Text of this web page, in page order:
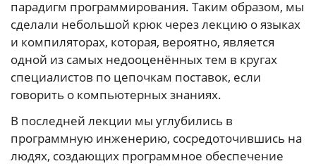
парадигм программирования. Таким образом, мы
сделали небольшой крюк через лекцию о языках
и компиляторах, которая, вероятно, является
одной из самых недооценённых тем в кругах
специалистов по цепочкам поставок, если
говорить о компьютерных знаниях.
В последней лекции мы углубились в
программную инженерию, сосредоточившись на
людях, создающих программное обеспечение